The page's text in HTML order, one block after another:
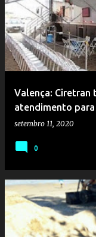
Valença:
atendimento para
setembro 11, 2020
0